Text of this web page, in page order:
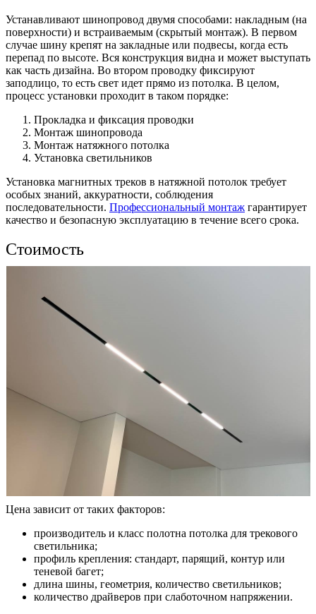
Устанавливают шинопровод двумя способами: накладным (на
поверхности) и встраиваемым (скрытый монтаж). В первом
случае шину крепят на закладные или подвесы, когда есть
перепад по высоте. Вся конструкция видна и может выступать
как часть дизайна. Во втором проводку фиксируют
заподлицо, то есть свет идет прямо из потолка. В целом,
процесс установки проходит в таком порядке:
Прокладка и фиксация проводки
Монтаж шинопровода
Монтаж натяжного потолка
Установка светильников
Установка магнитных треков в натяжной потолок требует
особых знаний, аккуратности, соблюдения
последовательности. Профессиональный монтаж гарантирует
качество и безопасную эксплуатацию в течение всего срока.
Стоимость
Цена зависит от таких факторов:
производитель и класс полотна потолка для трекового
светильника;
профиль крепления: стандарт, парящий, контур или
теневой багет;
длина шины, геометрия, количество светильников;
количество драйверов при слаботочном напряжении.